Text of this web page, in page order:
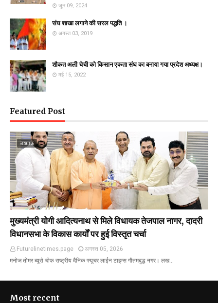
जून 09, 2024
संघ शाखा लगाने की सरल पद्धति ।
अगस्त 03, 2019
शौकत अली चेची को किसान एकता संघ का बनाया गया प्रदेश अध्यक्ष।
मई 15, 2022
Featured Post
लखनऊ
मुख्यमंत्री योगी आदित्यनाथ से मिले विधायक तेजपाल नागर, दादरी
विधानसभा के विकास कार्यों पर हुई विस्तृत चर्चा
Futurelinetimes.page
अगस्त 05, 2026
मनोज तोमर ब्यूरो चीफ राष्ट्रीय दैनिक फ्यूचर लाईन टाइम्स गौतमबुद्ध नगर। लख…
Most recent